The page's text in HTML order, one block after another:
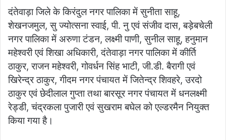
दंतेवाड़ा जिले के किरंदुल नगर पालिका में सुनीता साहू,
शेखनजमुल, सु ज्योत्सना स्वाई, पी. नु एवं संजीव दास, बड़ेबचेली
नगर पालिका में अरुणा टंडन, लक्ष्मी पाणी, सुनील साहू, हनुमान
महेश्वरी एवं शिखा अधिकारी, दंतेवाड़ा नगर पालिका में कीर्ति
ठाकुर, राजन महेश्वरी, गोवर्धन सिंह भाटी, जी.डी. बैरागी एवं
खिरेन्द्र ठाकुर, गीदम नगर पंचायत में जितेन्द्र शिवहरे, उरदो
ठाकुर एवं छेदीलाल गुप्ता तथा बारसूर नगर पंचायत में धनलक्ष्मी
रेड्डी, चंद्रकला पुजारी एवं सुखराम बघेल को एल्डरमैन नियुक्त
किया गया है।